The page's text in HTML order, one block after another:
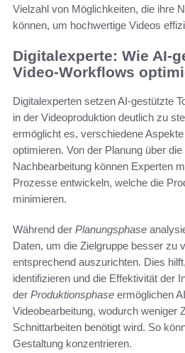
Vielzahl von Möglichkeiten, die ihre
können, um hochwertige Videos
Digitalexperte: Wie AI-
Video-Workflows
Digitalexperten setzen AI-gestützte
in der Videoproduktion deutlich zu
ermöglicht es, verschiedene
optimieren. Von der Planung über
Nachbearbeitung können Experten
Prozesse entwickeln, welche die
minimieren.
Während der Planungsphase
Daten, um die Zielgruppe besser zu
entsprechend auszurichten. Dies
identifizieren und die Effektivität der
der Produktionsphase ermöglichen
Videobearbeitung, wodurch weniger
Schnittarbeiten benötigt wird. So
Gestaltung konzentrieren.